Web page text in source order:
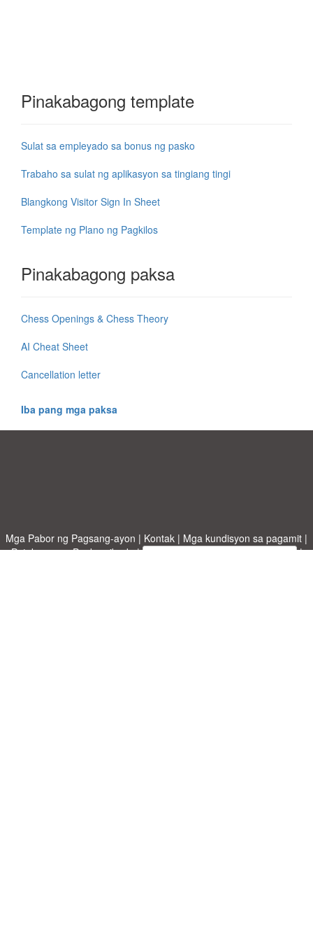
Pinakabagong template
Sulat sa empleyado sa bonus ng pasko
Trabaho sa sulat ng aplikasyon sa tingiang tingi
Blangkong Visitor Sign In Sheet
Template ng Plano ng Pagkilos
Pinakabagong paksa
Chess Openings & Chess Theory
AI Cheat Sheet
Cancellation letter
Iba pang mga paksa
Mga Pabor ng Pagsang-ayon | Kontak | Mga kundisyon sa pagamit |
Patakaran sa Pagkapribado|
|